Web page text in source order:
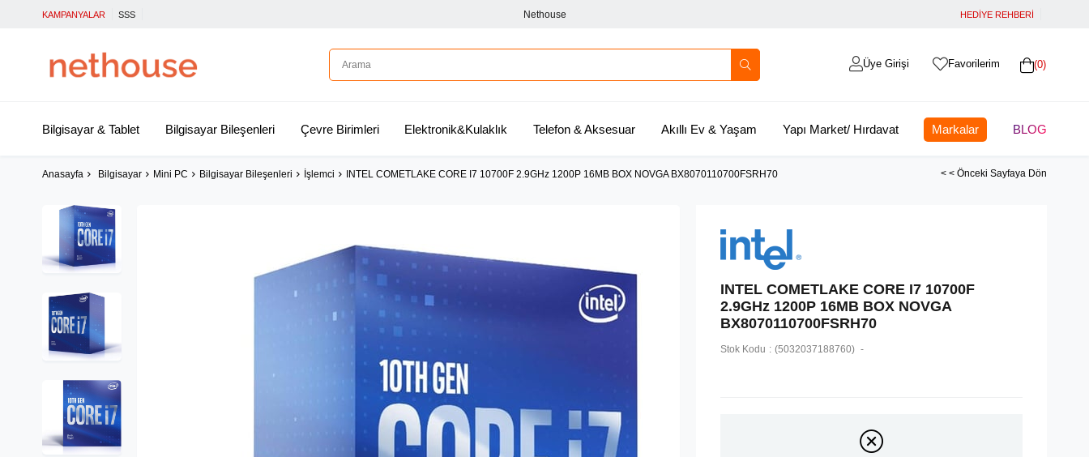
KAMPANYALAR SSS Nethouse HEDİYE REHBERİ
0
Favorilerim
Üye Girişi
Bilgisayar & Tablet Bilgisayar Bileşenleri Çevre Birimleri Elektronik&Kulaklık Telefon & Aksesuar Akıllı Ev & Yaşam Yapı Market/ Hırdavat Markalar BLOG
Anasayfa Bilgisayar Mini PC Bilgisayar Bileşenleri İşlemci INTEL COMETLAKE CORE I7 10700F 2.9GHz 1200P 16MB BOX NOVGA BX8070110700FSRH70 < < Önceki Sayfaya Dön
INTEL COMETLAKE CORE I7 10700F
2.9GHz 1200P 16MB BOX NOVGA
BX8070110700FSRH70
Stok Kodu (5032037188760)